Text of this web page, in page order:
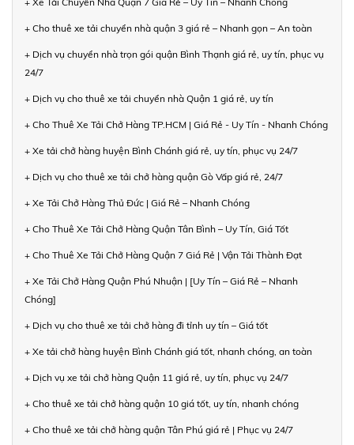
+ Cho thuê xe tải chuyển nhà quận 3 giá rẻ – Nhanh gọn – An toàn
+ Dịch vụ chuyển nhà trọn gói quận Bình Thạnh giá rẻ, uy tín, phục vụ
24/7
+ Dịch vụ cho thuê xe tải chuyển nhà Quận 1 giá rẻ, uy tín
+ Cho Thuê Xe Tải Chở Hàng TP.HCM | Giá Rẻ - Uy Tín - Nhanh Chóng
+ Xe tải chở hàng huyện Bình Chánh giá rẻ, uy tín, phục vụ 24/7
+ Dịch vụ cho thuê xe tải chở hàng quận Gò Vấp giá rẻ, 24/7
+ Xe Tải Chở Hàng Thủ Đức | Giá Rẻ – Nhanh Chóng
+ Cho Thuê Xe Tải Chở Hàng Quận Tân Bình – Uy Tín, Giá Tốt
+ Cho Thuê Xe Tải Chở Hàng Quận 7 Giá Rẻ | Vận Tải Thành Đạt
+ Xe Tải Chở Hàng Quận Phú Nhuận | [Uy Tín – Giá Rẻ – Nhanh
Chóng]
+ Dịch vụ cho thuê xe tải chở hàng đi tỉnh uy tín – Giá tốt
+ Xe tải chở hàng huyện Bình Chánh giá tốt, nhanh chóng, an toàn
+ Dịch vụ xe tải chở hàng Quận 11 giá rẻ, uy tín, phục vụ 24/7
+ Cho thuê xe tải chở hàng quận 10 giá tốt, uy tín, nhanh chóng
+ Cho thuê xe tải chở hàng quận Tân Phú giá rẻ | Phục vụ 24/7